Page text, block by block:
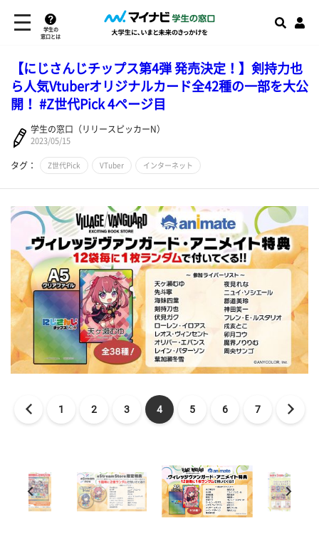
学生の
窓口とは
【にじさんじチップス第4弾 発売決定！】剣持力也
ら人気Vtuberオリジナルカード全42種の一部を大公
開！ #Z世代Pick 4ページ目
学生の窓口（リリースピッカーN）
2023/05/15
タグ： Z世代Pick VTuber インターネット
1 2 3 4 5 6 7